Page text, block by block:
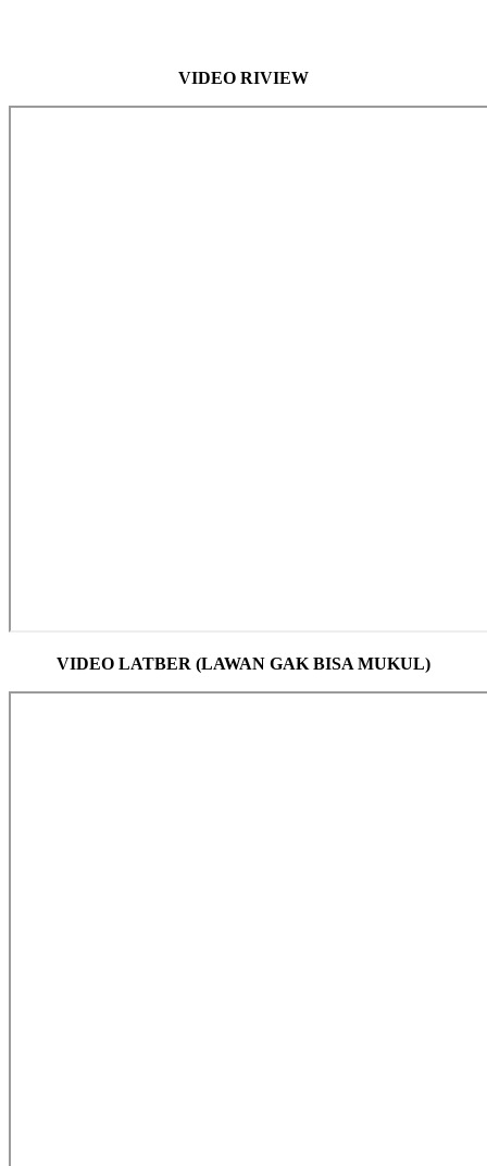
VIDEO RIVIEW
VIDEO LATBER (LAWAN GAK BISA MUKUL)